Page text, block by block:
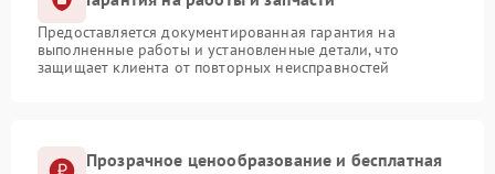
Предоставляется документированная гарантия на
выполненные работы и установленные детали, что
защищает клиента от повторных неисправностей
Прозрачное ценообразование и бесплатная